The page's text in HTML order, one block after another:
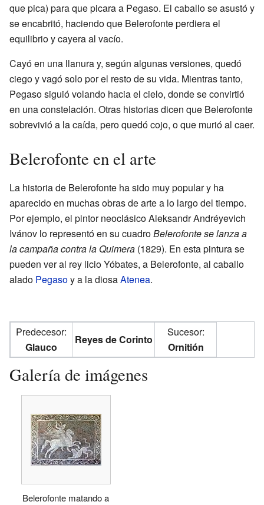
que pica) para que picara a Pegaso. El caballo se asustó y
se encabritó, haciendo que Belerofonte perdiera el
equilibrio y cayera al vacío.
Cayó en una llanura y, según algunas versiones, quedó
ciego y vagó solo por el resto de su vida. Mientras tanto,
Pegaso siguió volando hacia el cielo, donde se convirtió
en una constelación. Otras historias dicen que Belerofonte
sobrevivió a la caída, pero quedó cojo, o que murió al caer.
Belerofonte en el arte
La historia de Belerofonte ha sido muy popular y ha
aparecido en muchas obras de arte a lo largo del tiempo.
Por ejemplo, el pintor neoclásico Aleksandr Andréyevich
Ivánov lo representó en su cuadroBelerofonte se lanza a
la campaña contra la Quimera (1829). En esta pintura se
pueden ver al rey licio Yóbates, a Belerofonte, al caballo
alado Pegasoy a la diosaAtenea.
Predecesor:
Glauco
Reyes de Corinto
Sucesor:
Ornitión
Galería de imágenes
Belerofonte matando a